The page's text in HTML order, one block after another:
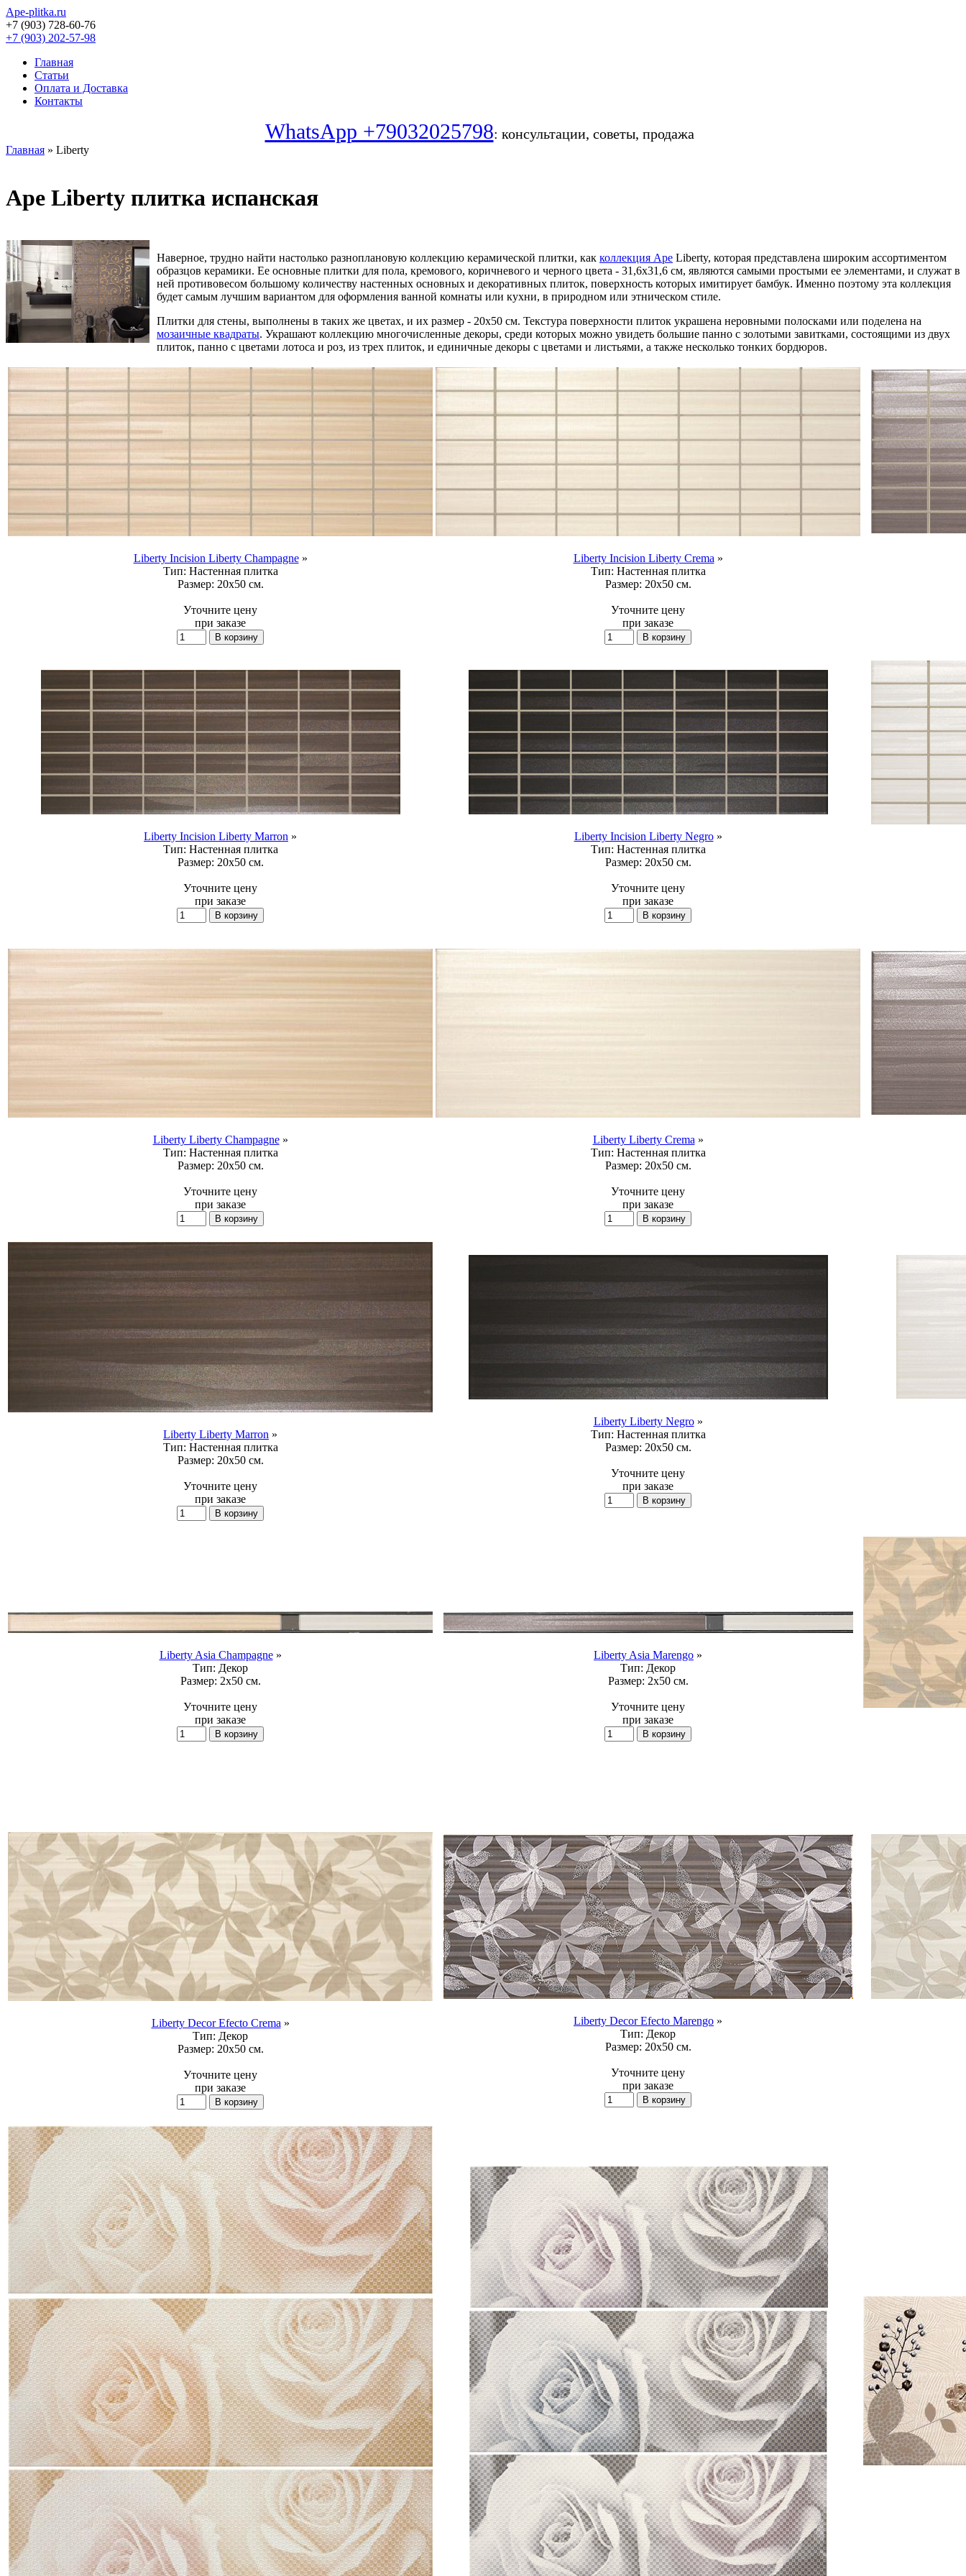
Ape-plitka.ru
+7 (903) 728-60-76
+7 (903) 202-57-98
Главная
Статьи
Оплата и Доставка
Контакты
WhatsApp +79032025798: консультации, советы, продажа
Главная » Liberty
Ape Liberty плитка испанская
Наверное, трудно найти настолько разноплановую коллекцию керамической плитки, как коллекция Ape Liberty, которая представлена широким ассортиментом
образцов керамики. Ее основные плитки для пола, кремового, коричневого и черного цвета - 31,6х31,6 см, являются самыми простыми ее элементами, и служат в
ней противовесом большому количеству настенных основных и декоративных плиток, поверхность которых имитирует бамбук. Именно поэтому эта коллекция
будет самым лучшим вариантом для оформления ванной комнаты или кухни, в природном или этническом стиле.
Плитки для стены, выполнены в таких же цветах, и их размер - 20х50 см. Текстура поверхности плиток украшена неровными полосками или поделена на
мозаичные квадраты. Украшают коллекцию многочисленные декоры, среди которых можно увидеть большие панно с золотыми завитками, состоящими из двух
плиток, панно с цветами лотоса и роз, из трех плиток, и единичные декоры с цветами и листьями, а также несколько тонких бордюров.
Liberty Incision Liberty Champagne»
Тип: Настенная плитка
Размер: 20x50 см.
Уточните цену
при заказе
Liberty Incision Liberty Crema »
Тип: Настенная плитка
Размер: 20x50 см.
Уточните цену
при заказе
Liberty Incision Liberty Marron »
Тип: Настенная плитка
Размер: 20x50 см.
Уточните цену
при заказе
Liberty Incision Liberty Negro»
Тип: Настенная плитка
Размер: 20x50 см.
Уточните цену
при заказе
Liberty Liberty Champagne»
Тип: Настенная плитка
Размер: 20x50 см.
Уточните цену
при заказе
Liberty Liberty Crema »
Тип: Настенная плитка
Размер: 20x50 см.
Уточните цену
при заказе
Liberty Liberty Marron »
Тип: Настенная плитка
Размер: 20x50 см.
Уточните цену
при заказе
Liberty Liberty Negro»
Тип: Настенная плитка
Размер: 20x50 см.
Уточните цену
при заказе
Liberty Asia Champagne»
Тип: Декор
Размер: 2x50 см.
Уточните цену
при заказе
Liberty Asia Marengo »
Тип: Декор
Размер: 2x50 см.
Уточните цену
при заказе
Liberty Decor Efecto Crema »
Тип: Декор
Размер: 20x50 см.
Уточните цену
при заказе
Liberty Decor Efecto Marengo »
Тип: Декор
Размер: 20x50 см.
Уточните цену
при заказе